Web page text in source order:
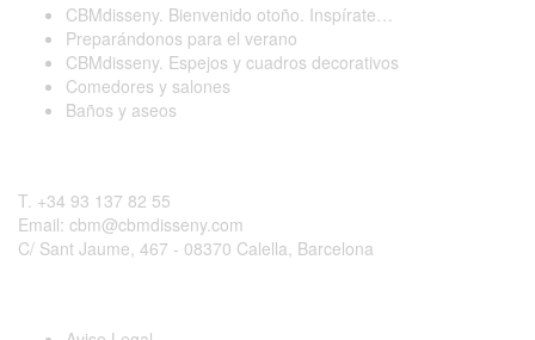
CBMdisseny. Bienvenido otoño. Inspírate…
Preparándonos para el verano
CBMdisseny. Espejos y cuadros decorativos
Comedores y salones
Baños y aseos
T. +34 93 137 82 55
Email: cbm@cbmdisseny.com
C/ Sant Jaume, 467 - 08370 Calella, Barcelona